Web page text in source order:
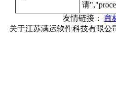
请
友情链接： 商
关于江苏满运软件科技有限